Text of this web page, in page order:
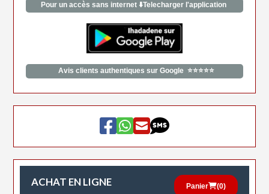
Pour un accès sans internet ⬇️Telecharger l'application
Avis clients authentiques sur Google ⭐⭐⭐⭐⭐
ACHAT EN LIGNE Panier (0)